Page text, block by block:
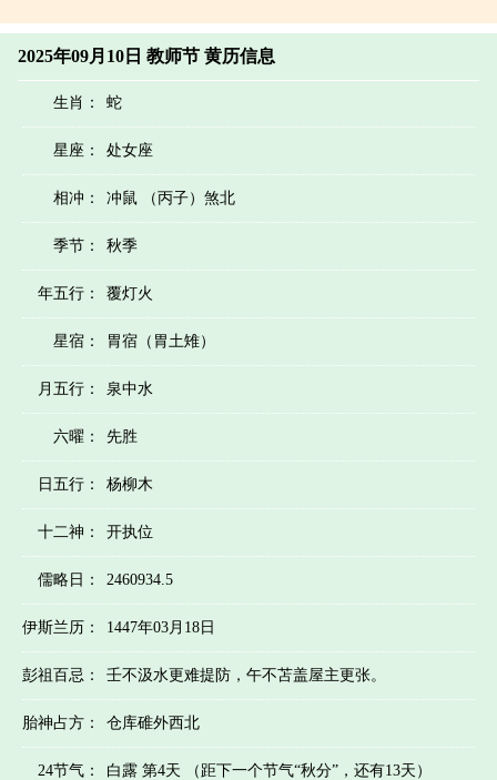
2025年09月10日 教师节 黄历信息
生肖： 蛇
星座： 处女座
相冲： 冲鼠 （丙子）煞北
季节： 秋季
年五行： 覆灯火
星宿： 胃宿（胃土雉）
月五行： 泉中水
六曜： 先胜
日五行： 杨柳木
十二神： 开执位
儒略日： 2460934.5
伊斯兰历： 1447年03月18日
彭祖百忌： 壬不汲水更难提防，午不苫盖屋主更张。
胎神占方： 仓库碓外西北
24节气： 白露 第4天 （距下一个节气“秋分”，还有13天）